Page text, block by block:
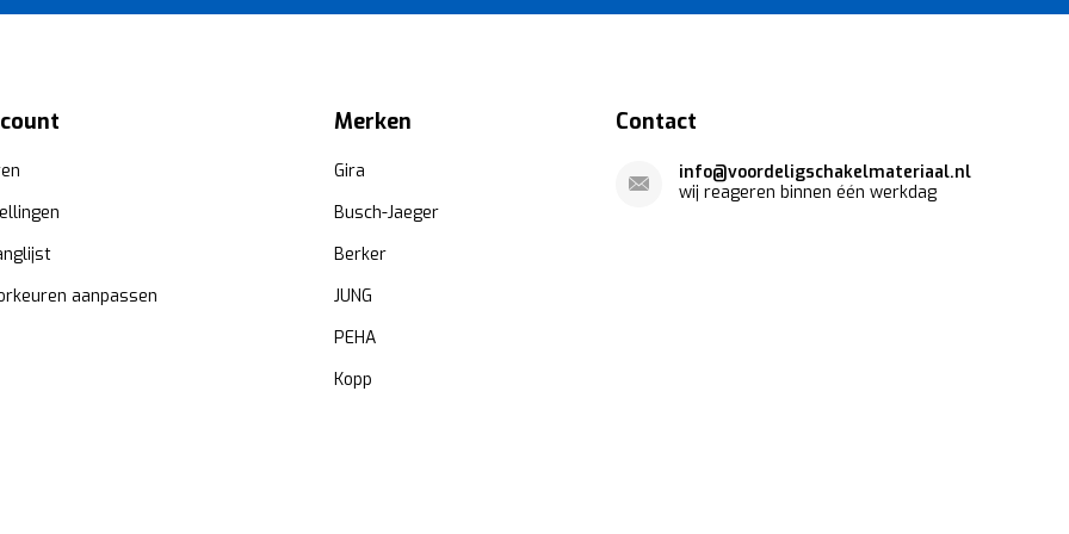
aanpassen
Merken
Gira
Busch-Jaeger
Berker
JUNG
PEHA
Kopp
Contact
info@voordeligschakelmateriaal.nl
wij reageren binnen één werkdag